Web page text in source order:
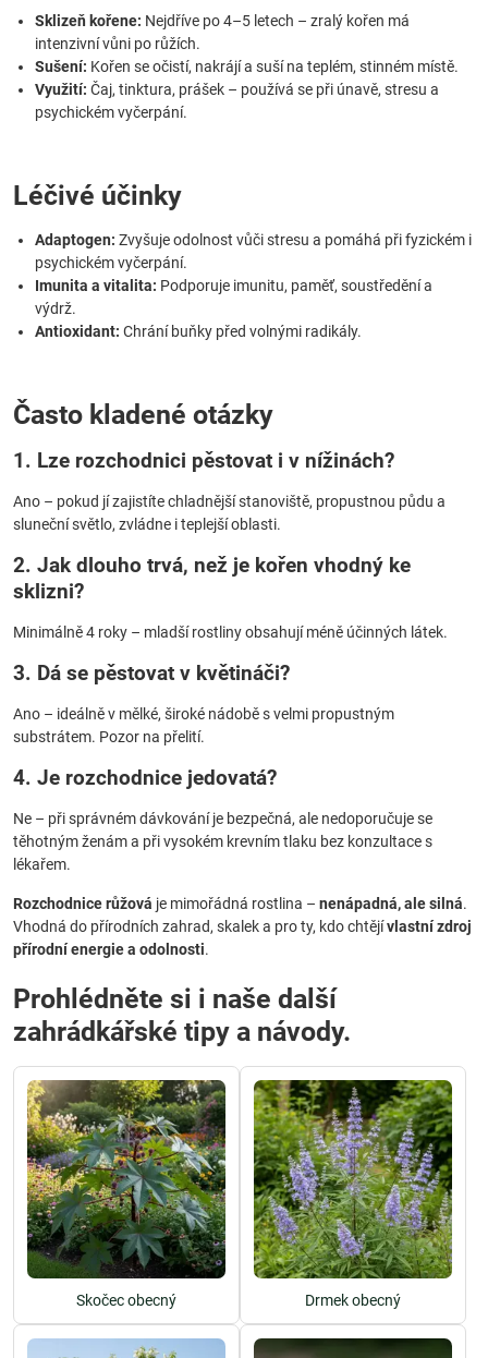
Sklizeň kořene: Nejdříve po 4–5 letech – zralý kořen má
intenzivní vůni po růžích.
Sušení: Kořen se očistí, nakrájí a suší na teplém, stinném místě.
Využití: Čaj, tinktura, prášek – používá se při únavě, stresu a
psychickém vyčerpání.
Léčivé účinky
Adaptogen: Zvyšuje odolnost vůči stresu a pomáhá při fyzickém i
psychickém vyčerpání.
Imunita a vitalita: Podporuje imunitu, paměť, soustředění a
výdrž.
Antioxidant: Chrání buňky před volnými radikály.
Často kladené otázky
1. Lze rozchodnici pěstovat i v nížinách?
Ano – pokud jí zajistíte chladnější stanoviště, propustnou půdu a
sluneční světlo, zvládne i teplejší oblasti.
2. Jak dlouho trvá, než je kořen vhodný ke
sklizni?
Minimálně 4 roky – mladší rostliny obsahují méně účinných látek.
3. Dá se pěstovat v květináči?
Ano – ideálně v mělké, široké nádobě s velmi propustným
substrátem. Pozor na přelití.
4. Je rozchodnice jedovatá?
Ne – při správném dávkování je bezpečná, ale nedoporučuje se
těhotným ženám a při vysokém krevním tlaku bez konzultace s
lékařem.
Rozchodnice růžová je mimořádná rostlina – nenápadná, ale silná.
Vhodná do přírodních zahrad, skalek a pro ty, kdo chtějívlastní zdroj
přírodní energie a odolnosti.
Prohlédněte si i naše další
zahrádkářské tipy a návody.
Skočec obecný Drmek obecný